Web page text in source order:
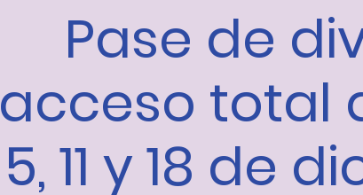
Pase de
acceso total
5, 11 y 18 de